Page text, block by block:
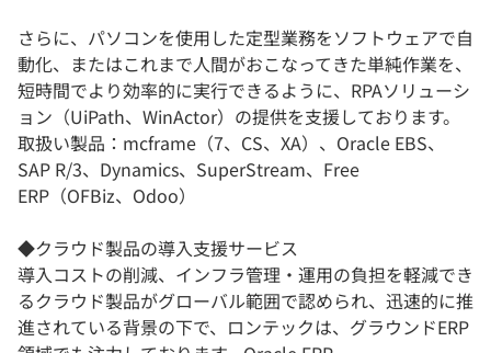
さらに、パソコンを使用した定型業務をソフトウェアで自
動化、またはこれまで人間がおこなってきた単純作業を、
短時間でより効率的に実行できるように、RPAソリューシ
ョン（UiPath、WinActor）の提供を支援しております。
取扱い製品：mcframe（7、CS、XA）、Oracle EBS、
SAP R/3、Dynamics、SuperStream、Free
ERP（OFBiz、Odoo）
◆クラウド製品の導入支援サービス
導入コストの削減、インフラ管理・運用の負担を軽減でき
るクラウド製品がグローバル範囲で認められ、迅速的に推
進されている背景の下で、ロンテックは、グラウンドERP